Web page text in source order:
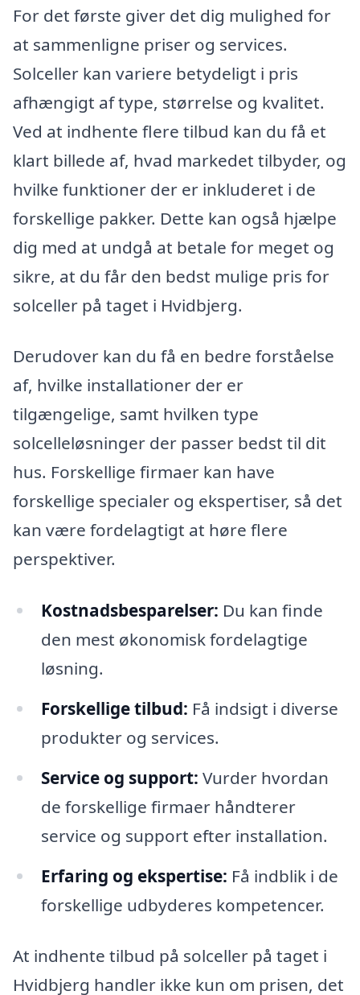
For det første giver det dig mulighed for
at sammenligne priser og services.
Solceller kan variere betydeligt i pris
afhængigt af type, størrelse og kvalitet.
Ved at indhente flere tilbud kan du få et
klart billede af, hvad markedet tilbyder, og
hvilke funktioner der er inkluderet i de
forskellige pakker. Dette kan også hjælpe
dig med at undgå at betale for meget og
sikre, at du får den bedst mulige pris for
solceller på taget i Hvidbjerg.
Derudover kan du få en bedre forståelse
af, hvilke installationer der er
tilgængelige, samt hvilken type
solcelleløsninger der passer bedst til dit
hus. Forskellige firmaer kan have
forskellige specialer og ekspertiser, så det
kan være fordelagtigt at høre flere
perspektiver.
Kostnadsbesparelser: Du kan finde
den mest økonomisk fordelagtige
løsning.
Forskellige tilbud: Få indsigt i diverse
produkter og services.
Service og support: Vurder hvordan
de forskellige firmaer håndterer
service og support efter installation.
Erfaring og ekspertise: Få indblik i de
forskellige udbyderes kompetencer.
At indhente tilbud på solceller på taget i
Hvidbjerg handler ikke kun om prisen, det